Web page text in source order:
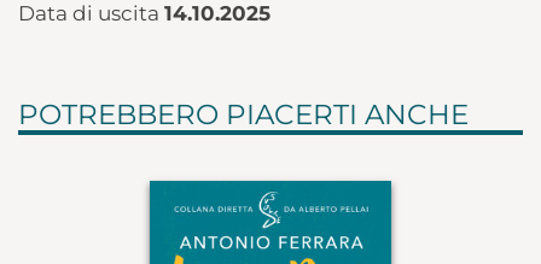
Data di uscita 14.10.2025
POTREBBERO PIACERTI ANCHE